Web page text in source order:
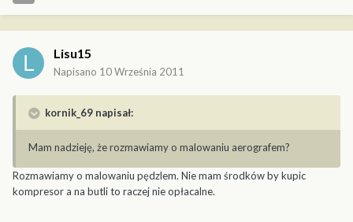
Lisu15
Napisano 10 Września 2011
kornik_69 napisał:
Mam nadzieję, że rozmawiamy o malowaniu aerografem?
Rozmawiamy o malowaniu pędzlem. Nie mam środków by kupic
kompresor a na butli to raczej nie opłacalne.